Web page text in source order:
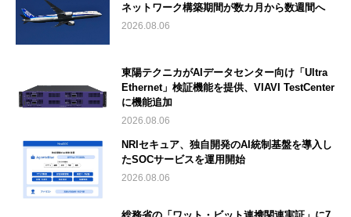
ネットワーク構築期間が数カ月から数週間へ
2026.08.06
東陽テクニカがAIデータセンター向け「Ultra
Ethernet」検証機能を提供、VIAVI TestCenter
に機能追加
2026.08.06
NRIセキュア、独自開発のAI統制基盤を導入し
たSOCサービスを運用開始
2026.08.06